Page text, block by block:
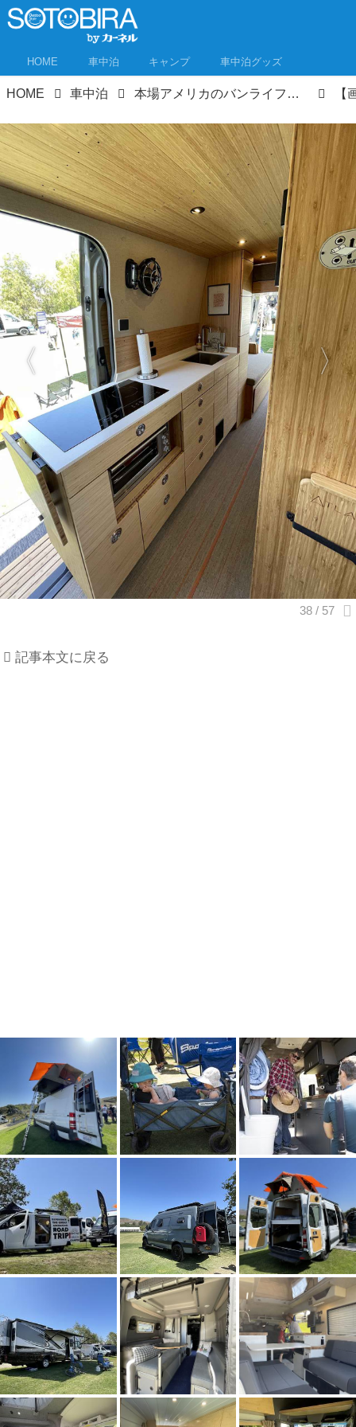
HOME 車中泊 キャンプ 車中泊グッズ
HOME 車中泊 本場アメリカのバンライフイベントを取材！ USキャンパースタイルはいま何が流行ってる？①
記事本文に戻る